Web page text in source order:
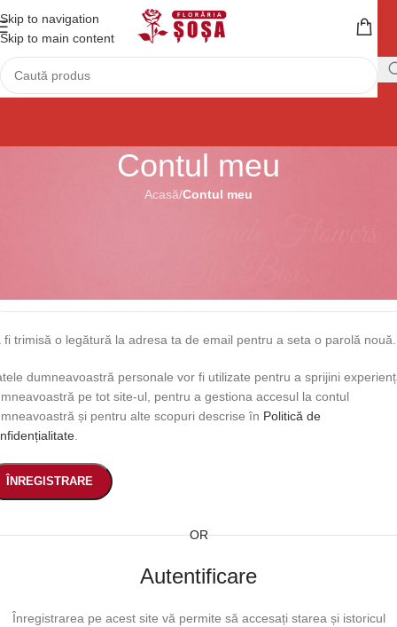
Skip to navigation
Skip to main content
Contul meu
Acasă/Contul meu
fi trimisă o legătură la adresa ta de email pentru a seta o parolă nouă.
dumneavoastră personale vor fi utilizate pentru a sprijini
pe tot site-ul, pentru a gestiona accesul la contul
și pentru alte scopuri descrise în Politică de
ÎNREGISTRARE
OR
Autentificare
Înregistrarea pe acest site vă permite să accesați starea și istoricul